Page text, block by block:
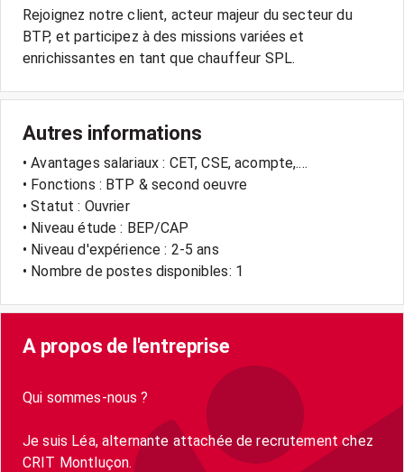
Rejoignez notre client, acteur majeur du secteur du
BTP, et participez à des missions variées et
Autres informations
• Avantages salariaux : CET, CSE, acompte,....
• Fonctions : BTP & second oeuvre
• Statut : Ouvrier
• Niveau étude : BEP/CAP
• Niveau d'expérience : 2-5 ans
• Nombre de postes disponibles: 1
A propos de l'entreprise
Qui sommes-nous ?
Je suis Léa, alternante attachée de recrutement chez
CRIT Montluçon.